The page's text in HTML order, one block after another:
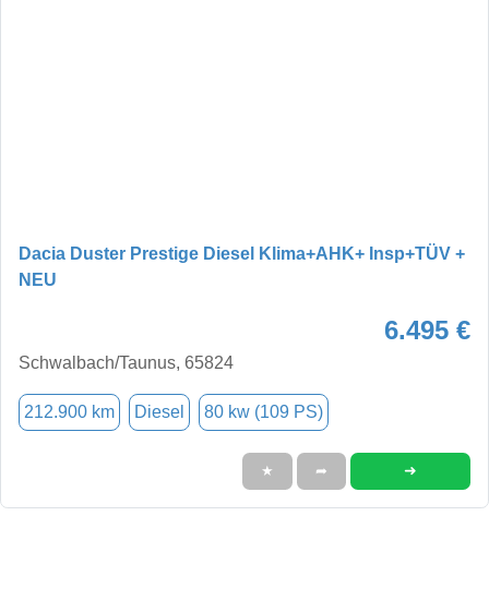
Dacia Duster Prestige Diesel Klima+AHK+ Insp+TÜV +
NEU
6.495 €
Schwalbach/Taunus, 65824
212.900 km Diesel 80 kw (109 PS)
★ ➦ ➜